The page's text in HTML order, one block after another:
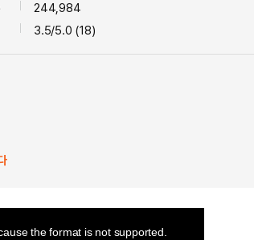
244,984
3.5/5.0 (18)
the format is not supported.